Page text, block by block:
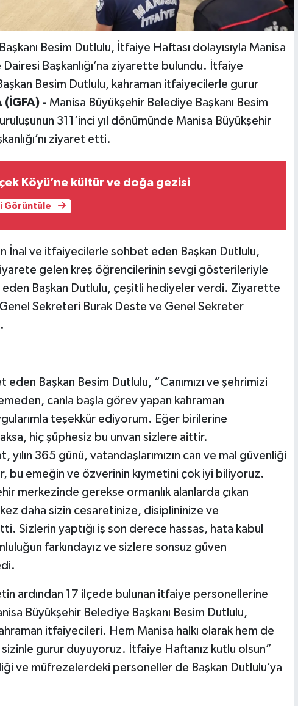
Besim Dutlulu, İtfaiye Haftası dolayısıyla Manisa
Başkanlığı’na ziyarette bulundu. İtfaiye
Besim Dutlulu, kahraman itfaiyecilerle gurur
(İGFA) - Manisa Büyükşehir Belediye Başkanı Besim
311’inci yıl dönümünde Manisa Büyükşehir
ziyaret etti.
Sarıçiçek Köyü’ne kültür ve doğa gezisi
Görüntüle
İnal ve itfaiyecilerle sohbet eden Başkan Dutlulu,
gelen kreş öğrencilerinin sevgi gösterileriyle
eden Başkan Dutlulu, çeşitli hediyeler verdi. Ziyarette
Sekreteri Burak Deste ve Genel Sekreter
Başkan Besim Dutlulu, “Canımızı ve şehrimizi
canla başla görev yapan kahraman
teşekkür ediyorum. Eğer birilerine
hiç şüphesiz bu unvan sizlere aittir.
yılın 365 günü, vatandaşlarımızın can ve mal güvenliği
bu emeğin ve özverinin kıymetini çok iyi biliyoruz.
merkezinde gerekse ormanlık alanlarda çıkan
kez daha sizin cesaretinize, disiplininize ve
Sizlerin yaptığı iş son derece hassas, hata kabul
farkındayız ve sizlere sonsuz güven
ardından 17 ilçede bulunan itfaiye personellerine
Büyükşehir Belediye Başkanı Besim Dutlulu,
itfaiyecileri. Hem Manisa halkı olarak hem de
gurur duyuyoruz. İtfaiye Haftanız kutlu olsun”
ve müfrezelerdeki personeller de Başkan Dutlulu’ya